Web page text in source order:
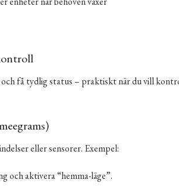
få tydlig status – praktiskt när du vill
eller sensorer. Exempel:
och aktivera “hemma-läge”.